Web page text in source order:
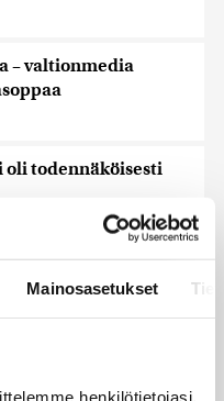
Mainosasetukset
henkilötietojasi,
– valtionmedia
oli todennäköisesti
lähellä Romanian